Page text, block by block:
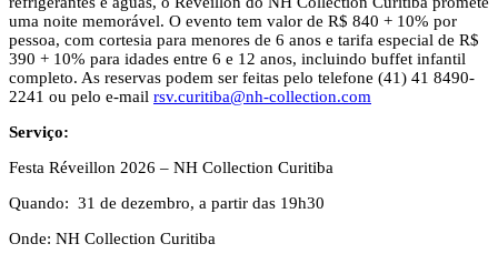
uma noite memorável. O evento tem valor de R$ 840 + 10% por
pessoa, com cortesia para menores de 6 anos e tarifa especial de R$
390 + 10% para idades entre 6 e 12 anos, incluindo buffet infantil
completo. As reservas podem ser feitas pelo telefone (41) 41 8490-
2241 ou pelo e-mail rsv.curitiba@nh-collection.com
Serviço:
Festa Réveillon 2026 – NH Collection Curitiba
Quando: 31 de dezembro, a partir das 19h30
Onde: NH Collection Curitiba